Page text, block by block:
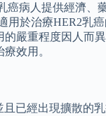
病人提供經濟
用於治療HER2
嚴重程度因人
效用。
已經出現擴散